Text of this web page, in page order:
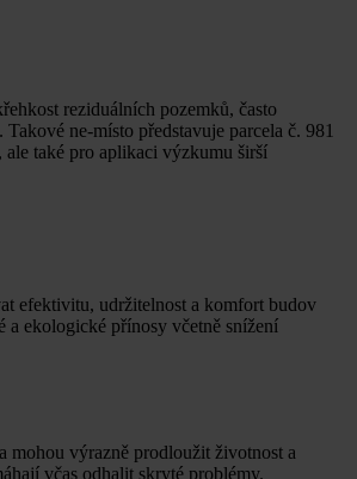
reziduálních pozemků, často
ne-místo představuje parcela č. 981
ale také pro aplikaci výzkumu širší
efektivitu, udržitelnost a komfort budov
a ekologické přínosy včetně snížení
mohou výrazně prodloužit životnost a
včas odhalit skryté problémy.